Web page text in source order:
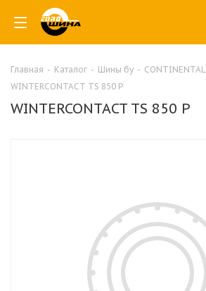
Главная - Каталог - Шины бу - CONTINENTAL
WINTERCONTACT TS 850 P
WINTERCONTACT TS 850 P